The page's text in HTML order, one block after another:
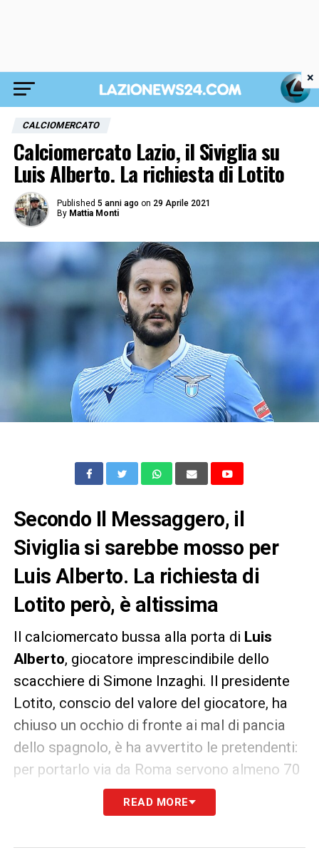
CALCIOMERCATO
Calciomercato Lazio, il Siviglia su
Luis Alberto. La richiesta di Lotito
Published 5 anni ago on 29 Aprile 2021
By Mattia Monti
Secondo Il Messaggero, il
Siviglia si sarebbe mosso per
Luis Alberto. La richiesta di
Lotito però, è altissima
Il calciomercato bussa alla porta di Luis
Alberto, giocatore imprescindibile dello
scacchiere di Simone Inzaghi. Il presidente
Lotito, conscio del valore del giocatore, ha
chiuso un occhio di fronte ai mal di pancia
dello spagnolo, è ha avvertito le pretendenti:
per portarlo via da Roma servono almeno 70
biancoceleste non scenderà da quella cifra,
READ MORE
×